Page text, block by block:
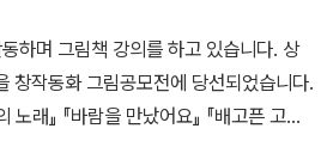
하며 그림책 강의를 하고 있습니다. 상
창작동화 그림공모전에 당선되었습니다.
래』 『바람을 만났어요』 『배고픈 고양